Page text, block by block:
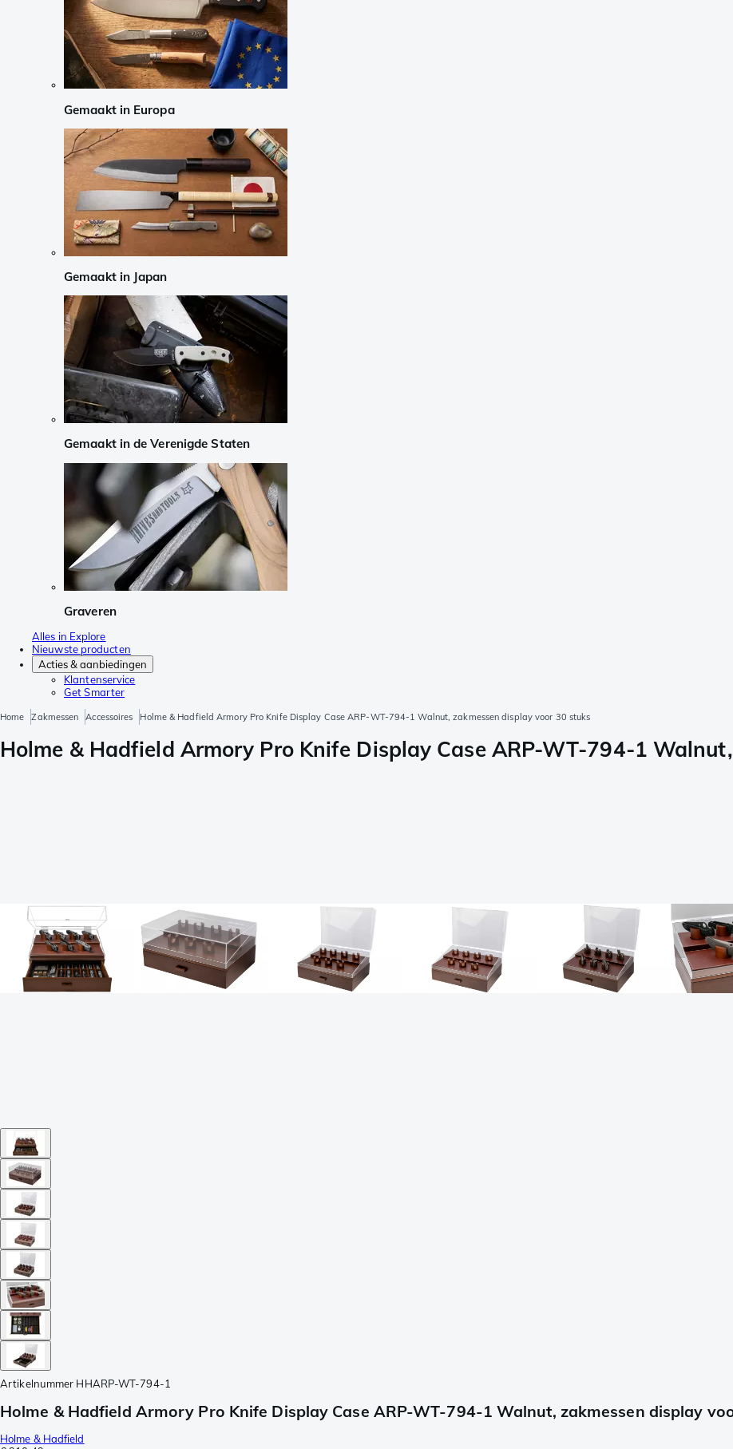
Gemaakt in Europa
Gemaakt in Japan
Gemaakt in de Verenigde Staten
Graveren
Alles in Explore
Nieuwste producten
Acties & aanbiedingen
Klantenservice
Get Smarter
Home Zakmessen Accessoires Holme & Hadfield Armory Pro Knife Display Case ARP-WT-794-1 Walnut, zakmessen display voor 30 stuks
Holme & Hadfield Armory Pro Knife Display Case ARP-WT-794-1
Artikelnummer HHARP-WT-794-1
Holme & Hadfield Armory Pro Knife Display Case ARP-WT-794-1 Walnut, zakmessen display
Holme & Hadfield